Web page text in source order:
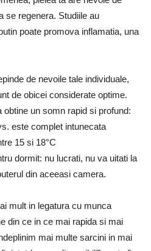
se regenera. Studiile au
poate promova inflamatia, una
de nevoile tale individuale,
de obicei considerate optime.
un somn rapid si profund:
este complet intunecata
15 si 18°C
dormit: nu lucrati, nu va uitati la
din aceeasi camera.
mult in legatura cu munca
din ce in ce mai rapida si mai
mai multe sarcini in mai